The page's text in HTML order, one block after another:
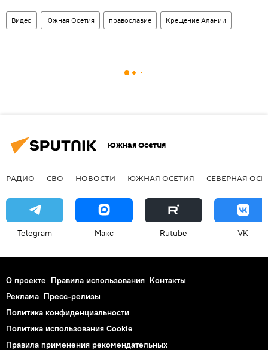
Видео Южная Осетия православие Крещение Алании
Южная Осетия
РАДИО СВО НОВОСТИ ЮЖНАЯ ОСЕТИЯ СЕВЕРНАЯ
Telegram Макс Rutube VK
О проекте Правила использования Контакты
Реклама Пресс-релизы
Политика конфиденциальности
Политика использования Cookie
Правила применения рекомендательных